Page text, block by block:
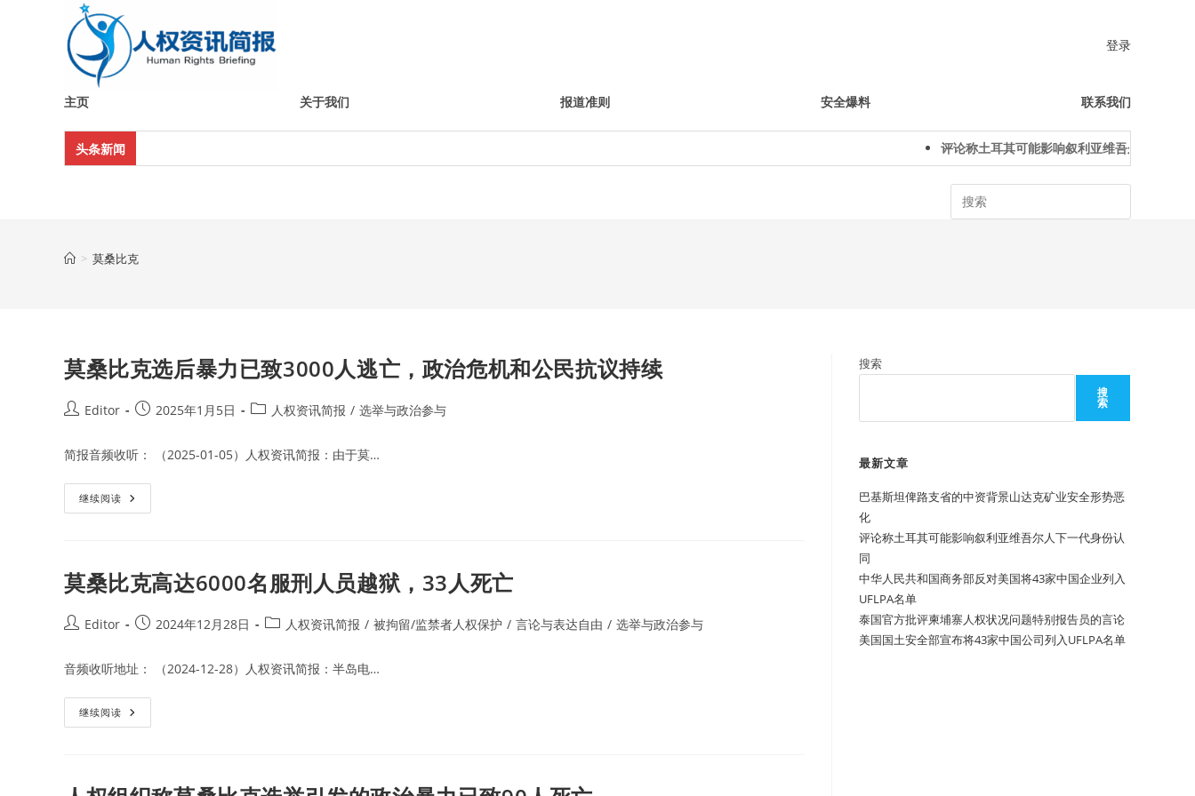
登录
主页 关于我们 报道准则 安全爆料 联系我们
头条新闻 评论称土耳其可能影响叙利亚维吾尔人下一代
Search
> 莫桑比克
莫桑比克选后暴力已致3000人逃亡，政治危机和公民抗议持续
PostEditor
Post2025年1月5日
Post 人权资讯简报 / 选举与政治参与
简报音频收听： （2025-01-05）人权资讯简报：由于莫…
继续阅读 莫
桑
暴
力
已
3000
亡，
政
危
机
和
莫桑比克高达6000名服刑人员越狱，33人死亡
PostEditor
Post2024年12月28日
Post 人权资讯简报 / 被拘留/监禁者人权保护 / 言论与表达自由 / 选举与政治参与
音频收听地址： （2024-12-28）人权资讯简报：半岛电…
继续阅读 莫
桑
6000
搜索
搜
索
最新文章
巴基斯坦俾路支省的中资背景山达克矿业安全形势恶
化
评论称土耳其可能影响叙利亚维吾尔人下一代身份认
同
中华人民共和国商务部反对美国将43家中国企业列入
UFLPA名单
泰国官方批评柬埔寨人权状况问题特别报告员的言论
美国国土安全部宣布将43家中国公司列入UFLPA名单